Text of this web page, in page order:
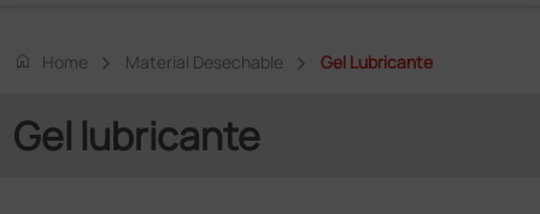
home Home Material Desechable Gel Lubricante
Gel lubricante